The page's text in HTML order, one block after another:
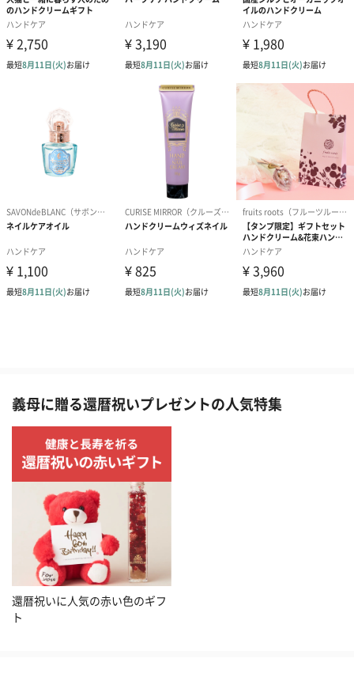
義母に贈る還暦祝いプレゼントの人気特集
還暦祝いに人気の赤い色のギフ
ト